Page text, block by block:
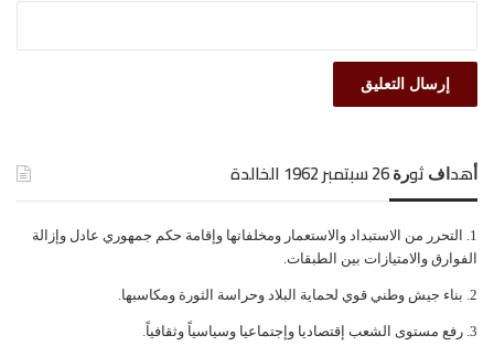
ﺃﻫﺪﺍﻑ ﺛﻮﺭﺓ 26 ﺳﺒﺘﻤﺒﺮ 1962 الخالدة
ﺍﻟﺘﺤﺮﺭ ﻣﻦ ﺍﻻﺳﺘﺒﺪﺍﺩ ﻭﺍﻻﺳﺘﻌﻤﺎﺭ ﻭﻣﺨﻠﻔﺎﺗﻬﺎ ﻭﺇﻗﺎﻣﺔ ﺣﻜﻢ ﺟﻤﻬﻮﺭﻱ ﻋﺎﺩﻝ ﻭﺇﺯﺍﻟﺔ
ﺍﻟﻔﻮﺍﺭﻕ ﻭﺍﻻﻣﺘﻴﺎﺯﺍﺕ ﺑﻴﻦ ﺍﻟﻄﺒﻘﺎﺕ.
ﺑﻨﺎﺀ ﺟﻴﺶ ﻭﻃﻨﻲ ﻗﻮﻱ ﻟﺤﻤﺎﻳﺔ ﺍﻟﺒﻼﺩ ﻭﺣﺮﺍﺳﺔ ﺍﻟﺜﻮﺭﺓ ﻭﻣﻜﺎﺳﺒﻬﺎ.
ﺭﻓﻊ ﻣﺴﺘﻮﻯ ﺍﻟﺸﻌﺐ ﺇﻗﺘﺼﺎﺩﻳﺎ ﻭﺇﺟﺘﻤﺎﻋﻴﺎ ﻭﺳﻴﺎﺳﻴﺎً ﻭﺛﻘﺎﻓﻴﺎً.